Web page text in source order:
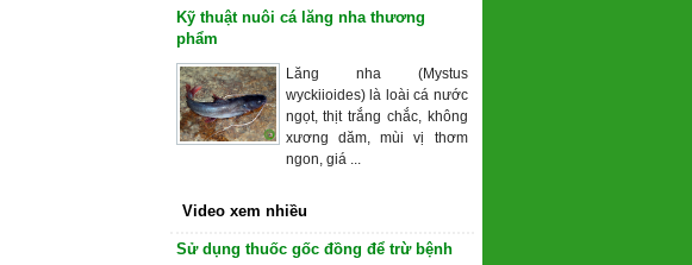
Kỹ thuật nuôi cá lăng nha thương
phẩm
Lăng nha (Mystus
wyckiioides) là loài cá nước
ngọt, thịt trắng chắc, không
xương dăm, mùi vị thơm
ngon, giá ...
Video xem nhiều
Sử dụng thuốc gốc đồng để trừ bệnh